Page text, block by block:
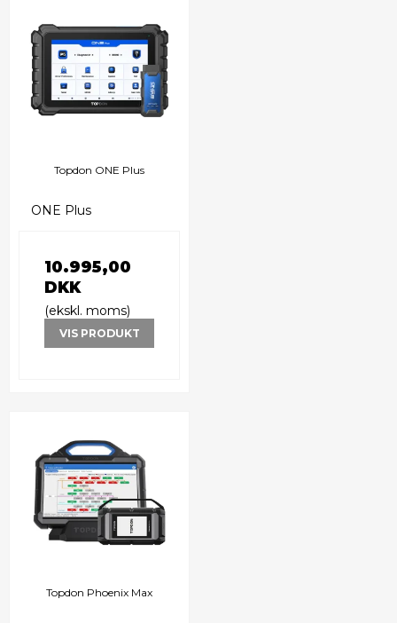
Topdon ONE Plus
ONE Plus
10.995,00
DKK
(ekskl. moms)
VIS PRODUKT
Topdon Phoenix Max